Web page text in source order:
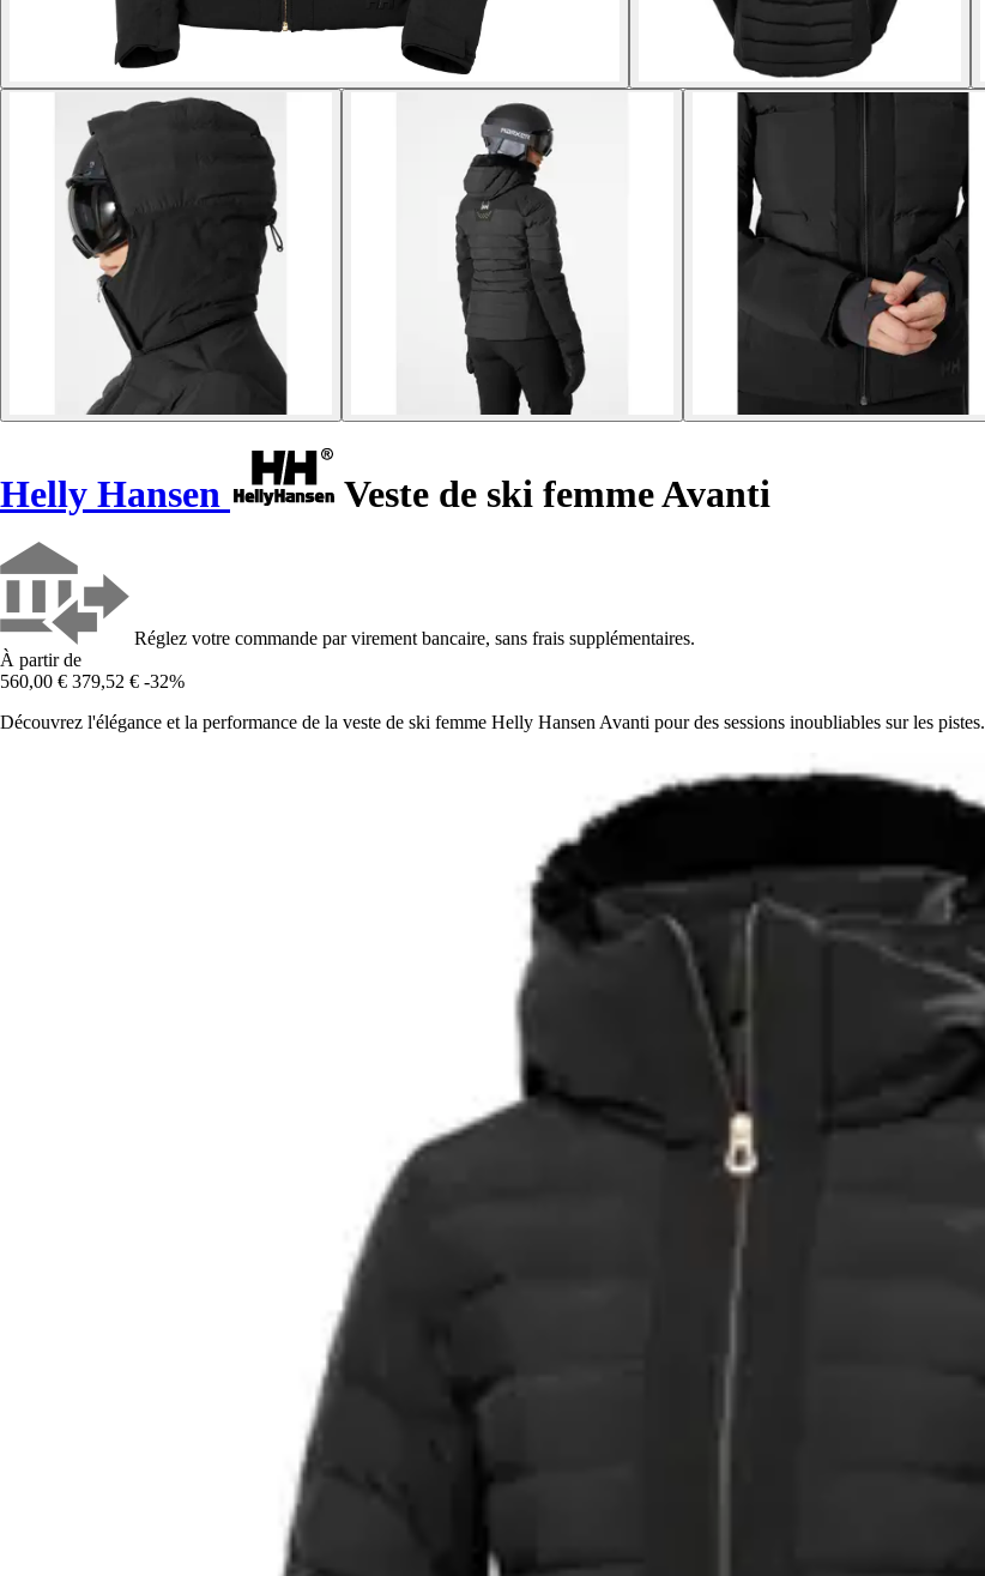
Helly Hansen Veste de ski femme Avanti
Réglez votre commande par virement bancaire, sans frais supplémentaires.
À partir de
560,00 € 379,52 € -32%
Découvrez l'élégance et la performance de la veste de ski femme Helly Hansen Avanti pour des sessions inoubliables sur les pistes.